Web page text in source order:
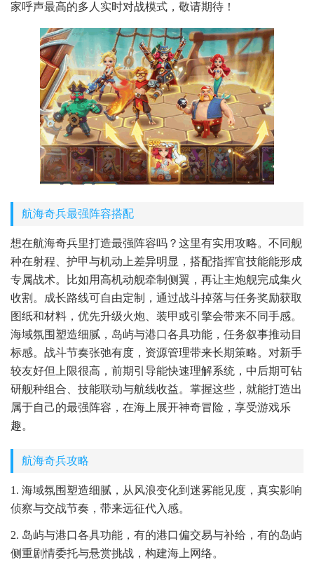
家呼声最高的多人实时对战模式，敬请期待！
航海奇兵最强阵容搭配
想在航海奇兵里打造最强阵容吗？这里有实用攻略。不同舰
种在射程、护甲与机动上差异明显，搭配指挥官技能能形成
专属战术。比如用高机动舰牵制侧翼，再让主炮舰完成集火
收割。成长路线可自由定制，通过战斗掉落与任务奖励获取
图纸和材料，优先升级火炮、装甲或引擎会带来不同手感。
海域氛围塑造细腻，岛屿与港口各具功能，任务叙事推动目
标感。战斗节奏张弛有度，资源管理带来长期策略。对新手
较友好但上限很高，前期引导能快速理解系统，中后期可钻
研舰种组合、技能联动与航线收益。掌握这些，就能打造出
属于自己的最强阵容，在海上展开神奇冒险，享受游戏乐
趣。
航海奇兵攻略
1. 海域氛围塑造细腻，从风浪变化到迷雾能见度，真实影响
侦察与交战节奏，带来远征代入感。
2. 岛屿与港口各具功能，有的港口偏交易与补给，有的岛屿
侧重剧情委托与悬赏挑战，构建海上网络。